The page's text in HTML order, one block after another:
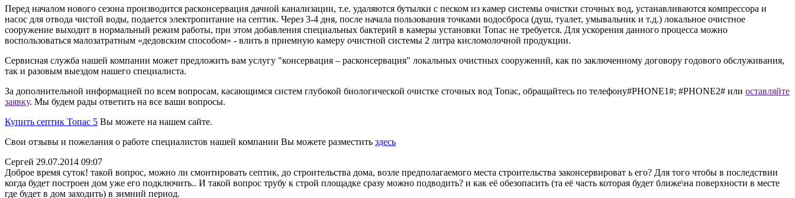
Перед началом нового сезона производится расконсервация дачной канализации, т.е. удаляются бутылки с песком из камер системы очистки сточных вод, устанавливаются компрессора и
насос для отвода чистой воды, подается электропитание на септик. Через 3-4 дня, после начала пользования точками водосброса (душ, туалет, умывальник и т.д.) локальное очистное
сооружение выходит в нормальный режим работы, при этом добавления специальных бактерий в камеры установки Топас не требуется. Для ускорения данного процесса можно
воспользоваться малозатратным «дедовским способом» - влить в приемную камеру очистной системы 2 литра кисломолочной продукции.
Сервисная служба нашей компании может предложить вам услугу "консервация – расконсервация" локальных очистных сооружений, как по заключенному договору годового обслуживания,
так и разовым выездом нашего специалиста.
За дополнительной информацией по всем вопросам, касающимся систем глубокой биологической очистке сточных вод Топас, обращайтесь по телефону#PHONE1#; #PHONE2# или оставляйте
заявку. Мы будем рады ответить на все ваши вопросы.
Купить септик Топас 5 Вы можете на нашем сайте.
Свои отзывы и пожелания о работе специалистов нашей компании Вы можете разместить здесь
Сергей 29.07.2014 09:07
Доброе время суток! такой вопрос, можно ли смонтировать септик, до строительства дома, возле предполагаемого места строительства законсервироват ь его? Для того чтобы в последствии
когда будет построен дом уже его подключить.. И такой вопрос трубу к строй площадке сразу можно подводить? и как её обезопасить (та её часть которая будет ближе\на поверхности в месте
где будет в дом заходить) в зимний период.